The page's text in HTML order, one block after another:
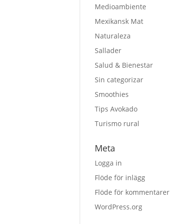
Medioambiente
Mexikansk Mat
Naturaleza
Sallader
Salud & Bienestar
Sin categorizar
Smoothies
Tips Avokado
Turismo rural
Meta
Logga in
Flöde för inlägg
Flöde för kommentarer
WordPress.org